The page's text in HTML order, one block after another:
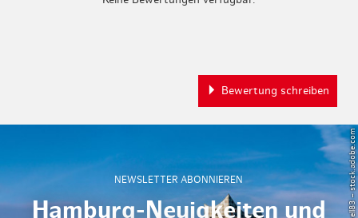
Bewertung schreiben
NEWSLETTER ABONNIEREN
Hamburg-Neuigkeiten und
© Powell83 – stock.adobe.com